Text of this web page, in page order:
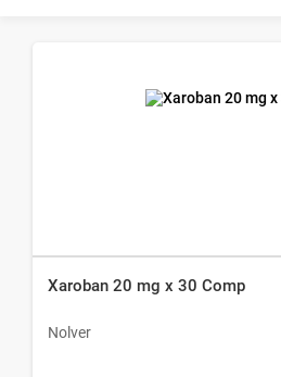
Xaroban 20 mg x 30 Comp
Nolver